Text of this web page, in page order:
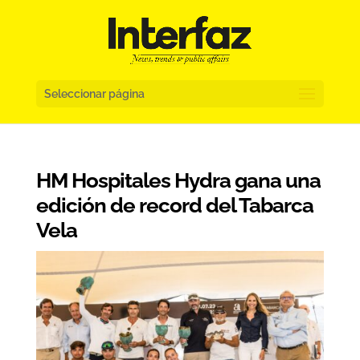
Seleccionar página
HM Hospitales Hydra gana una
edición de record del Tabarca
Vela